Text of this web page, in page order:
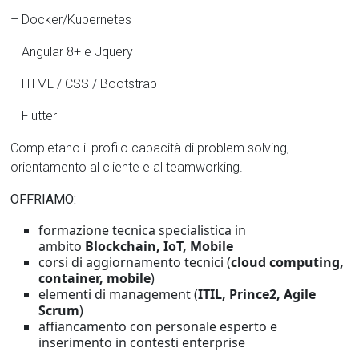
– Docker/Kubernetes
– Angular 8+ e Jquery
– HTML / CSS / Bootstrap
– Flutter
Completano il profilo capacità di problem solving,
orientamento al cliente e al teamworking.
OFFRIAMO:
formazione tecnica specialistica in
ambito Blockchain, IoT, Mobile
corsi di aggiornamento tecnici (cloud computing,
container, mobile)
elementi di management (ITIL, Prince2, Agile
Scrum)
affiancamento con personale esperto e
inserimento in contesti enterprise